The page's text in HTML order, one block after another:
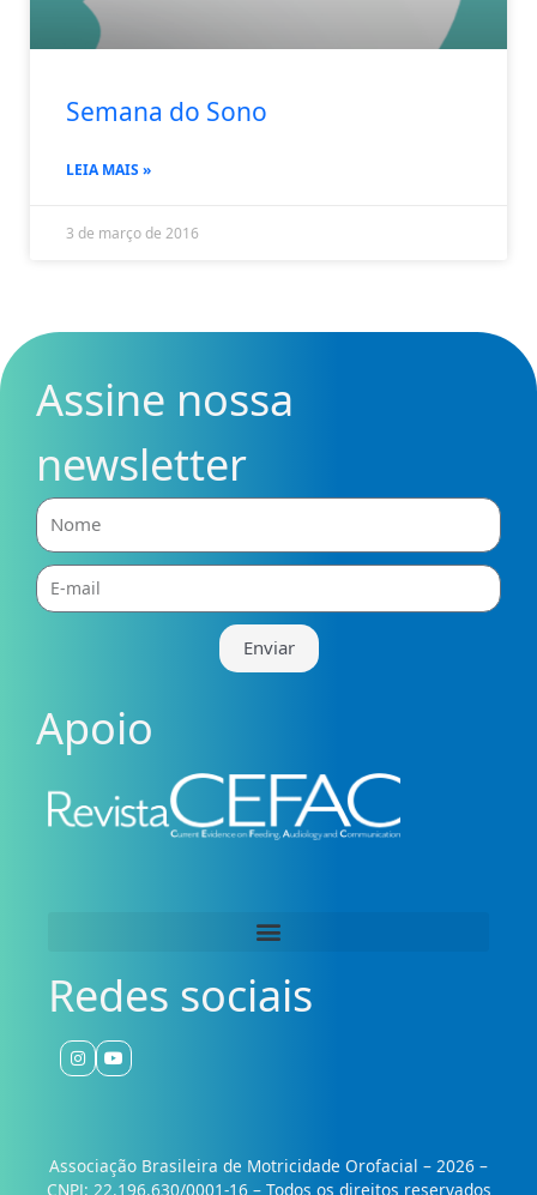
Semana do Sono
LEIA MAIS »
3 de março de 2016
Assine nossa
newsletter
Nome
E-
mail
Enviar
Apoio
Redes sociais
Associação Brasileira de Motricidade Orofacial – 2026 –
CNPJ: 22.196.630/0001-16 – Todos os direitos reservados